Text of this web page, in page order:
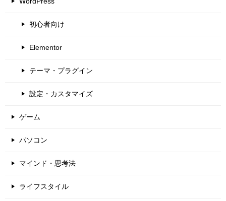
初心者向け
Elementor
テーマ・プラグイン
設定・カスタマイズ
ゲーム
パソコン
マインド・思考法
ライフスタイル